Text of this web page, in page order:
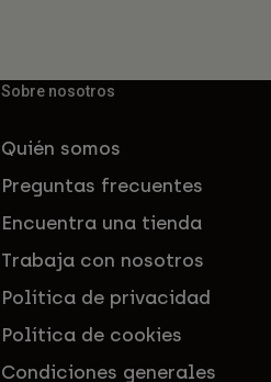
Sobre nosotros
Quién somos
Preguntas frecuentes
Encuentra una tienda
Trabaja con nosotros
Política de privacidad
Política de cookies
Condiciones generales